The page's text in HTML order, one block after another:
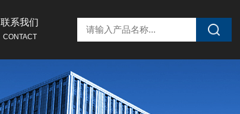
联系我们
CONTACT